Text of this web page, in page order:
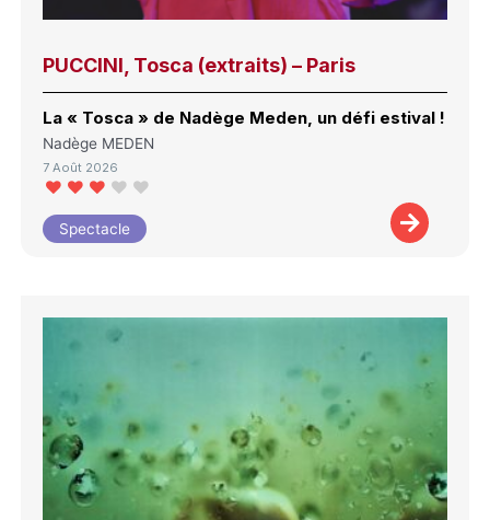
PUCCINI, Tosca (extraits) – Paris
La « Tosca » de Nadège Meden, un défi estival !
Nadège MEDEN
7 Août 2026
Spectacle